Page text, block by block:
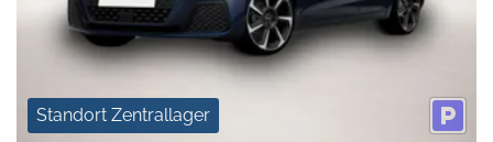
Standort Zentrallager